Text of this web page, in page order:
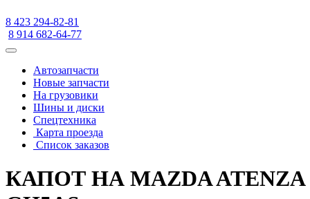
8 423 294-82-81
8 914 682-64-77
Автозапчасти
Новые запчасти
На грузовики
Шины и диски
Спецтехника
Карта проезда
Список заказов
КАПОТ НА MAZDA ATENZA